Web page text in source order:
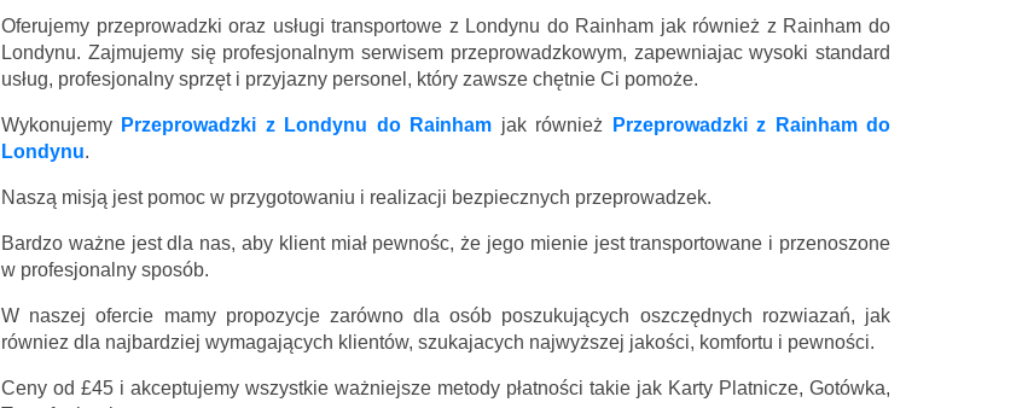
Oferujemy przeprowadzki oraz usługi transportowe z Londynu do Rainham jak również z Rainham do
Londynu. Zajmujemy się profesjonalnym serwisem przeprowadzkowym, zapewniajac wysoki standard
usług, profesjonalny sprzęt i przyjazny personel, który zawsze chętnie Ci pomoże.
Wykonujemy Przeprowadzki z Londynu do Rainham jak również
Przeprowadzki z Rainham do
Londynu.
Naszą misją jest pomoc w przygotowaniu i realizacji bezpiecznych przeprowadzek.
Bardzo ważne jest dla nas, aby klient miał pewnośc, że jego mienie jest transportowane i przenoszone
w profesjonalny sposób.
W naszej ofercie mamy propozycje zarówno dla osób poszukujących oszczędnych rozwiazań, jak
równiez dla najbardziej wymagających klientów, szukajacych najwyższej jakości, komfortu i pewności.
Ceny od £45 i akceptujemy wszystkie ważniejsze metody płatności takie jak Karty Platnicze, Gotówka,